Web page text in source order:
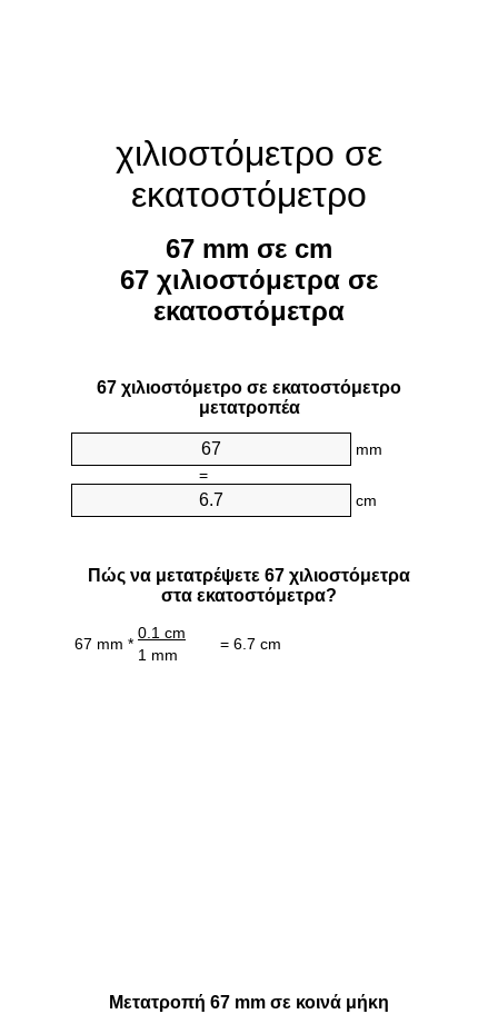
χιλιοστόμετρο σε
εκατοστόμετρο
67 mm σε cm
67 χιλιοστόμετρα σε
εκατοστόμετρα
67 χιλιοστόμετρο σε εκατοστόμετρο
μετατροπέα
mm
=
cm
Πώς να μετατρέψετε 67 χιλιοστόμετρα
στα εκατοστόμετρα?
67 mm *
0.1 cm
= 6.7 cm
1 mm
Μετατροπή 67 mm σε κοινά μήκη